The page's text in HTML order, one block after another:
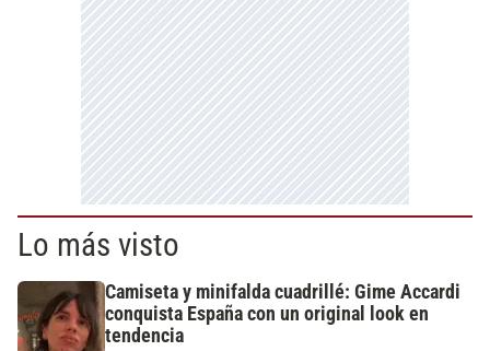
Lo más visto
Camiseta y minifalda cuadrillé: Gime Accardi
conquista España con un original look en
tendencia